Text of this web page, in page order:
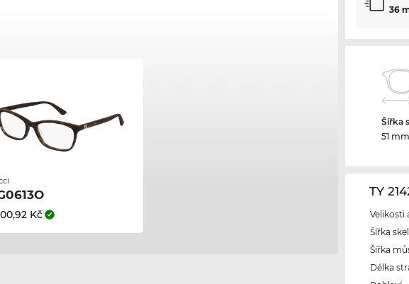
Kč
36
Šířka
51 mm
TY
Velikosti
Šířka skel
Šířka
Délka